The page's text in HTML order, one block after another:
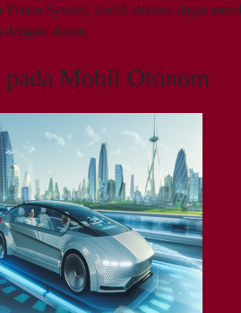
System, mobil otonom dapat
akurat.
Mobil Otonom